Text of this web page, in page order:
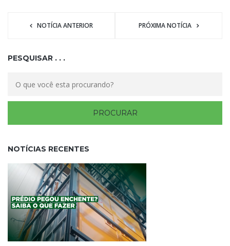
NOTÍCIA ANTERIOR PRÓXIMA NOTÍCIA
PESQUISAR . . .
NOTÍCIAS RECENTES